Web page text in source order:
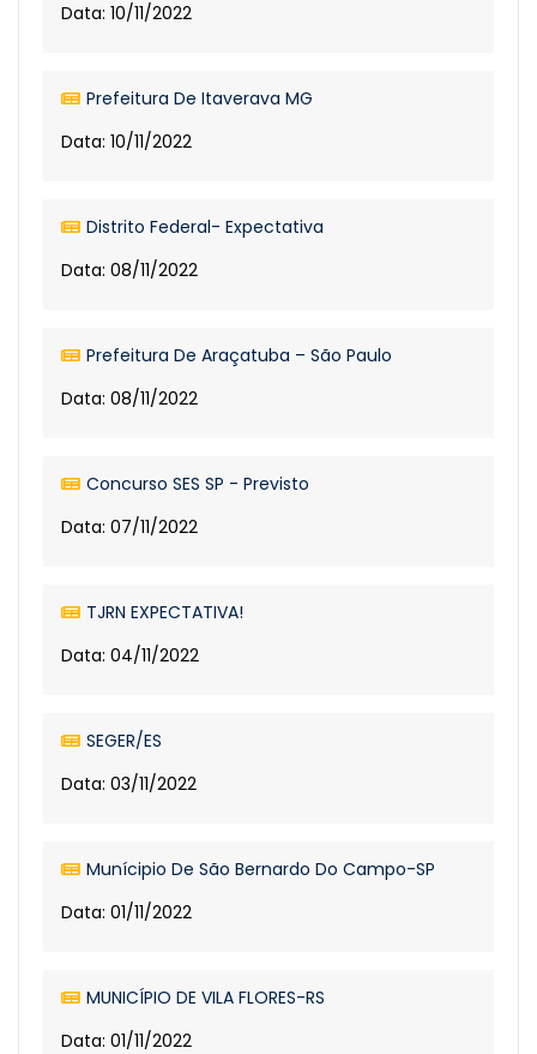
Data: 10/11/2022
Prefeitura De Itaverava MG
Data: 10/11/2022
Distrito Federal- Expectativa
Data: 08/11/2022
Prefeitura De Araçatuba – São Paulo
Data: 08/11/2022
Concurso SES SP - Previsto
Data: 07/11/2022
TJRN EXPECTATIVA!
Data: 04/11/2022
SEGER/ES
Data: 03/11/2022
Munícipio De São Bernardo Do Campo-SP
Data: 01/11/2022
MUNICÍPIO DE VILA FLORES-RS
Data: 01/11/2022